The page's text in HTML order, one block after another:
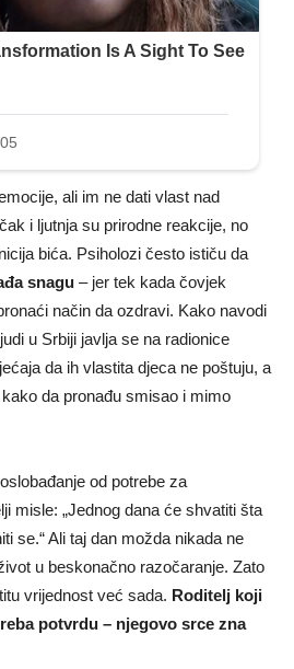
ali im ne dati vlast nad
i ljutnja su prirodne reakcije, no
bića. Psiholozi često ističu da
snagu – jer tek kada čovjek
način da ozdravi. Kako navodi
u Srbiji javlja se na radionice
da ih vlastita djeca ne poštuju, a
da pronađu smisao i mimo
od potrebe za
misle: „Jednog dana će shvatiti šta
se.“ Ali taj dan možda nikada ne
u beskonačno razočaranje. Zato
vrijednost već sada. Roditelj koji
potvrdu – njegovo srce zna